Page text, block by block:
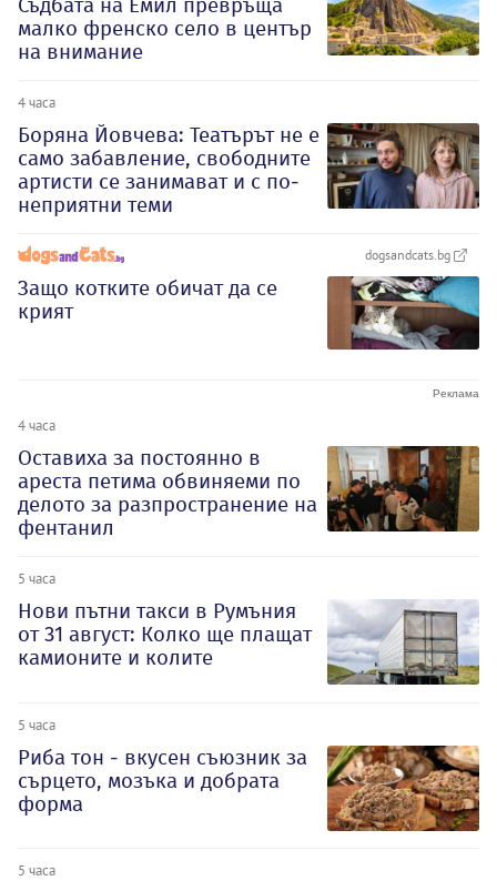
Съдбата на Емил превръща
малко френско село в център
на внимание
4 часа
Боряна Йовчева: Театърът не е
само забавление, свободните
артисти се занимават и с по-
неприятни теми
dogsandcats.bg
Защо котките обичат да се
крият
4 часа
Оставиха за постоянно в
ареста петима обвиняеми по
делото за разпространение на
фентанил
5 часа
Нови пътни такси в Румъния
от 31 август: Колко ще плащат
камионите и колите
5 часа
Риба тон - вкусен съюзник за
сърцето, мозъка и добрата
форма
5 часа